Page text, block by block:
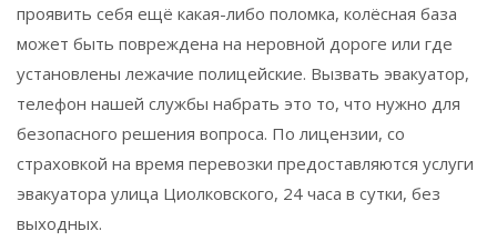
проявить себя ещё какая-либо поломка, колёсная база
может быть повреждена на неровной дороге или где
установлены лежачие полицейские. Вызвать эвакуатор,
телефон нашей службы набрать это то, что нужно для
безопасного решения вопроса. По лицензии, со
страховкой на время перевозки предоставляются услуги
эвакуатора улица Циолковского, 24 часа в сутки, без
выходных.